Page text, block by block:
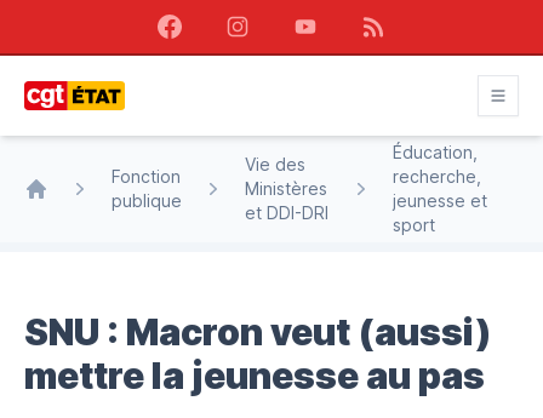
FacebookInstagramYoutubeRSS
Fonction
publique
Vie des
Ministères
et DDI-DRI
Éducation,
recherche,
jeunesse et
sport
SNU : Macron veut (aussi)
mettre la jeunesse au pas